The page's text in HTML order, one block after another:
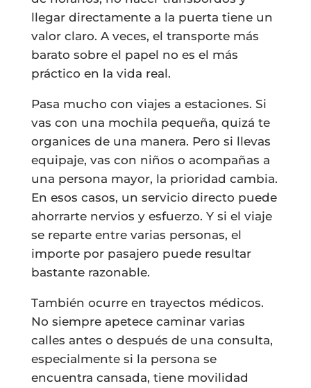
llegar directamente a la puerta tiene un
valor claro. A veces, el transporte más
barato sobre el papel no es el más
práctico en la vida real.
Pasa mucho con viajes a estaciones. Si
vas con una mochila pequeña, quizá te
organices de una manera. Pero si llevas
equipaje, vas con niños o acompañas a
una persona mayor, la prioridad cambia.
En esos casos, un servicio directo puede
ahorrarte nervios y esfuerzo. Y si el viaje
se reparte entre varias personas, el
importe por pasajero puede resultar
bastante razonable.
También ocurre en trayectos médicos.
No siempre apetece caminar varias
calles antes o después de una consulta,
especialmente si la persona se
encuentra cansada, tiene movilidad